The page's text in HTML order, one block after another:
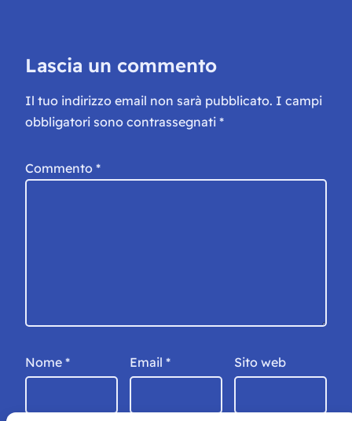
Lascia un commento
Il tuo indirizzo email non sarà pubblicato. I campi
obbligatori sono contrassegnati *
Commento *
Nome * Email * Sito web